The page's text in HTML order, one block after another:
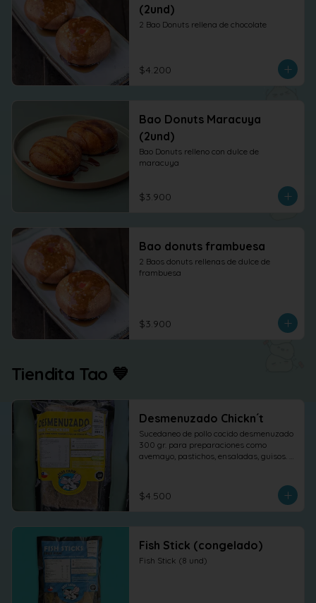
(2und)
2 Bao Donuts rellena de chocolate
$4.200
Bao Donuts Maracuya
(2und)
Bao Donuts relleno con dulce de
maracuya
$3.900
Bao donuts frambuesa
2 Baos donuts rellenas de dulce de
frambuesa
$3.900
Tiendita Tao 💙
Desmenuzado Chickn´t
Sucedaneo de pollo cocido desmenuzado
300 gr. para preparaciones como
avemayo, pastichos, ensaladas, guisos.
$4.500
Fish Stick (congelado)
Fish Stick (8 und)